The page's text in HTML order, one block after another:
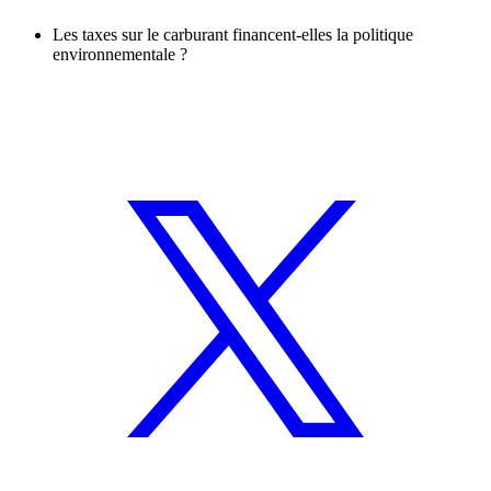
Les taxes sur le carburant financent-elles la politique
environnementale ?